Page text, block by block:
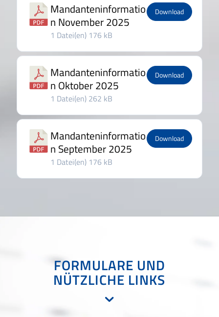
Mandanteninformatio
n November 2025
1 Datei(en) 176 kB
Download
Mandanteninformatio
n Oktober 2025
1 Datei(en) 262 kB
Download
Mandanteninformatio
n September 2025
1 Datei(en) 176 kB
Download
FORMULARE UND
NÜTZLICHE LINKS